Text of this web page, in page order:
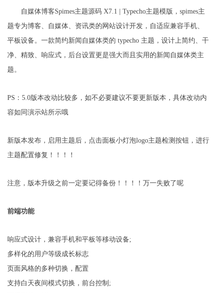
自媒体博客Spimes主题源码 X7.1 | Typecho主题模版，spimes主
题专为博客、自媒体、资讯类的网站设计开发，自适应兼容手机、
平板设备。一款简约新闻自媒体类的 typecho 主题，设计上简约、干
净、精致、响应式，后台设置更是强大而且实用的新闻自媒体类主
题。
PS：5.0版本改动比较多，如不必要建议不要更新版本，具体改动内
容如同演示站所示哦
新版本发布，启用主题后，点击面板小灯泡logo主题检测按钮，进行
主题配置修复！！！！
注意，版本升级之前一定要记得备份！！！！万一失败了呢
前端功能
响应式设计，兼容手机和平板等移动设备;
多样化的用户等级成长标志
页面风格的多种切换，配置
支持白天夜间模式切换，前台控制;